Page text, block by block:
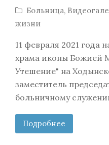
Больница,
жизни
11 февраля 2021 года
храма иконы Божией
Утешение" на
заместитель
больничному
Подробнее